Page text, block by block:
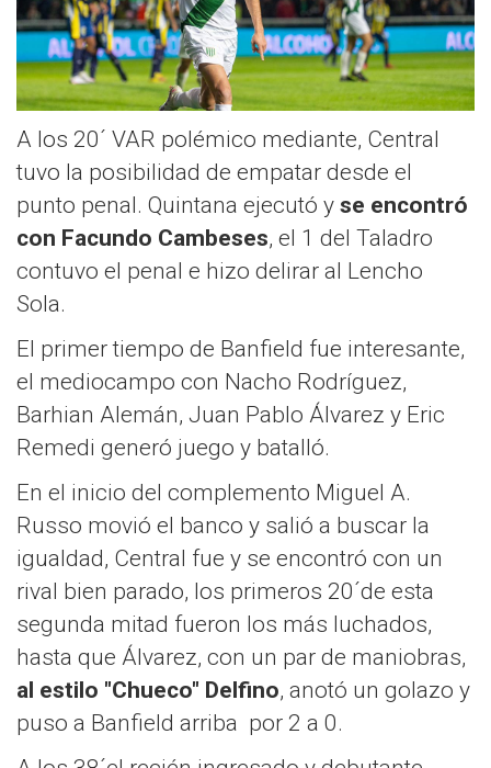
A los 20´ VAR polémico mediante, Central
tuvo la posibilidad de empatar desde el
punto penal. Quintana ejecutó y se encontró
con Facundo Cambeses, el 1 del Taladro
contuvo el penal e hizo delirar al Lencho
Sola.
El primer tiempo de Banfield fue interesante,
el mediocampo con Nacho Rodríguez,
Barhian Alemán, Juan Pablo Álvarez y Eric
Remedi generó juego y batalló.
En el inicio del complemento Miguel A.
Russo movió el banco y salió a buscar la
igualdad, Central fue y se encontró con un
rival bien parado, los primeros 20´de esta
segunda mitad fueron los más luchados,
hasta que Álvarez, con un par de maniobras,
al estilo "Chueco" Delfino, anotó un golazo y
puso a Banfield arriba por 2 a 0.